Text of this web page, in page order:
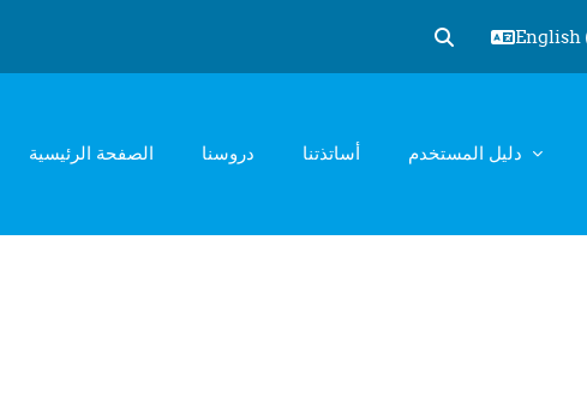
Toggle search
English
الصفحة الرئيسية دروسنا أساتذتنا